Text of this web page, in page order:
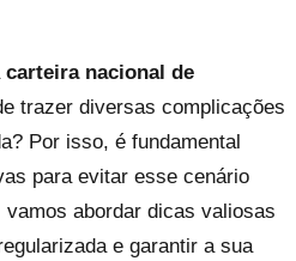
carteira nacional de
trazer diversas complicações
Por isso, é fundamental
para evitar esse cenário
abordar dicas valiosas
e garantir a sua